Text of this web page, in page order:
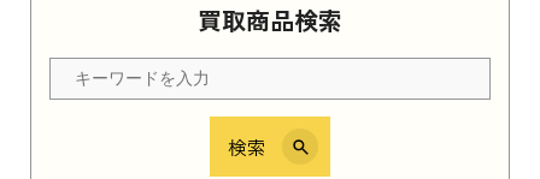
買取商品検索
検索
Apple Watch Series 11 2025 新品買取価格はこ
ちら
iPhone 16e シリーズ 2025